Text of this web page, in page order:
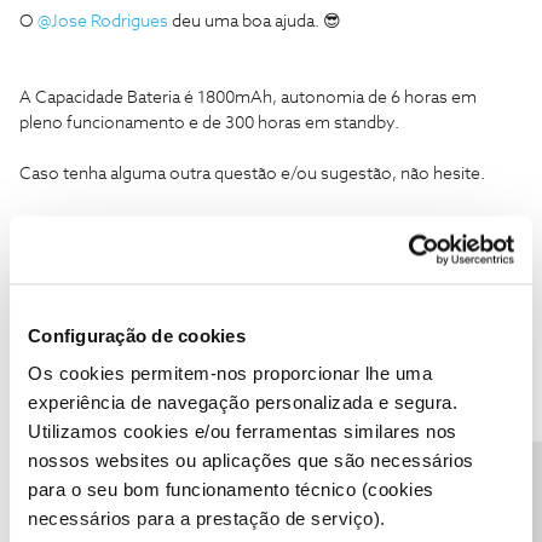
Configuração de cookies
Os cookies permitem-nos proporcionar lhe uma
experiência de navegação personalizada e segura.
Utilizamos cookies e/ou ferramentas similares nos
nossos websites ou aplicações que são necessários
para o seu bom funcionamento técnico (cookies
necessários para a prestação de serviço).
O @Jose Rodrigues deu uma boa ajuda. 😎
A Capacidade Bateria é 1800mAh, autonomia de 6 horas em
pleno funcionamento e de 300 horas em standby.
Caso tenha alguma outra questão e/ou sugestão, não hesite.
obrigada, mesmo em chamada de video no messenger?
C cipf AUTOR Forum|Forum|7 years ago
Mário P.
obrigada. mesmo estando numa chamada de video do
messenger? assim tenho que ver o que se passa, pode estar
estragado